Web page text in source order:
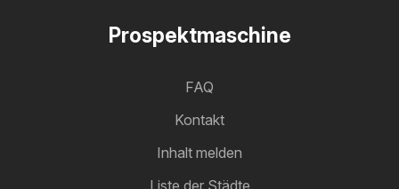
Prospektmaschine
FAQ
Kontakt
Inhalt melden